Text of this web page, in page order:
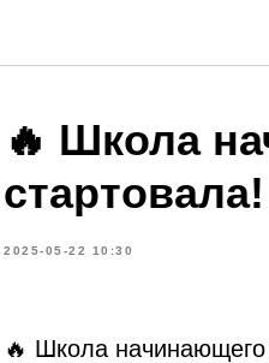
🔥 Школа
стартовала!
2025-05-22 10:30
🔥 Школа начинающего